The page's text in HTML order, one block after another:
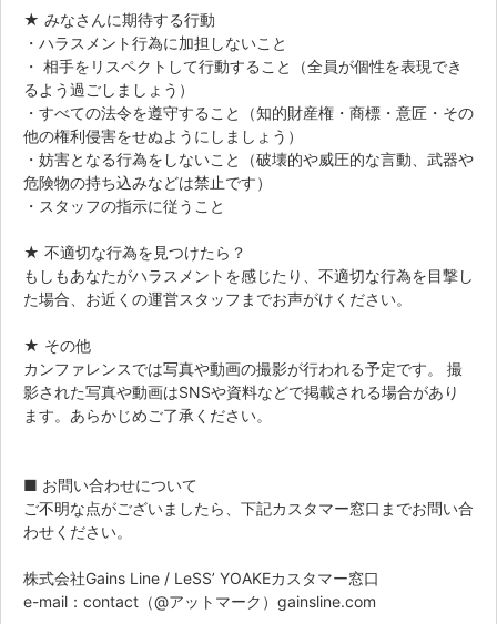
★ みなさんに期待する行動
・ハラスメント行為に加担しないこと
・ 相手をリスペクトして行動すること（全員が個性を表現でき
るよう過ごしましょう）
・すべての法令を遵守すること（知的財産権・商標・意匠・その
他の権利侵害をせぬようにしましょう）
・妨害となる行為をしないこと（破壊的や威圧的な言動、武器や
危険物の持ち込みなどは禁止です）
・スタッフの指示に従うこと
★ 不適切な行為を見つけたら？
もしもあなたがハラスメントを感じたり、不適切な行為を目撃し
た場合、お近くの運営スタッフまでお声がけください。
★ その他
カンファレンスでは写真や動画の撮影が行われる予定です。 撮
影された写真や動画はSNSや資料などで掲載される場合があり
ます。あらかじめご了承ください。
■ お問い合わせについて
ご不明な点がございましたら、下記カスタマー窓口までお問い合
わせください。
株式会社Gains Line / LeSS’ YOAKEカスタマー窓口
e-mail：contact（@アットマーク）gainsline.com